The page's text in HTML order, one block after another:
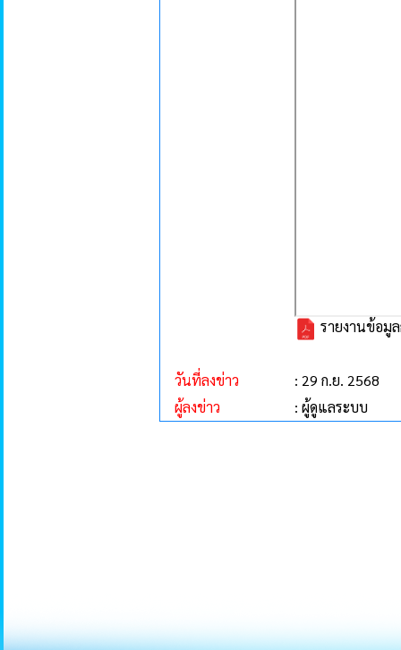
รายงานข้อมู
วันที่ลงข่าว
: 29 ก.ย. 2568
ผู้ลงข่าว
: ผู้ดูแลระบบ